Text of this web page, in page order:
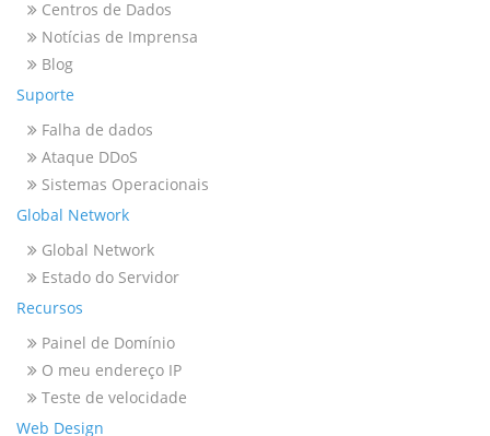
Centros de Dados
Notícias de Imprensa
Blog
Suporte
Falha de dados
Ataque DDoS
Sistemas Operacionais
Global Network
Global Network
Estado do Servidor
Recursos
Painel de Domínio
O meu endereço IP
Teste de velocidade
Web Design